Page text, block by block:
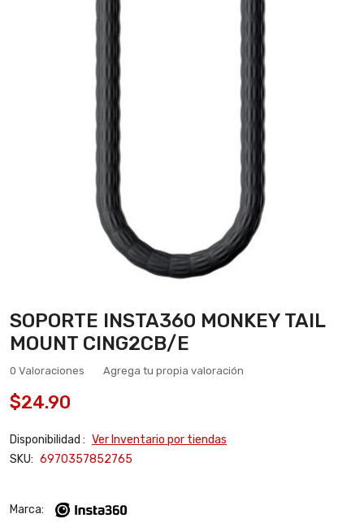
SOPORTE INSTA360 MONKEY TAIL
MOUNT CING2CB/E
0 Valoraciones Agrega tu propia valoración
$24.90
Disponibilidad : Ver Inventario por tiendas
SKU: 6970357852765
Marca: